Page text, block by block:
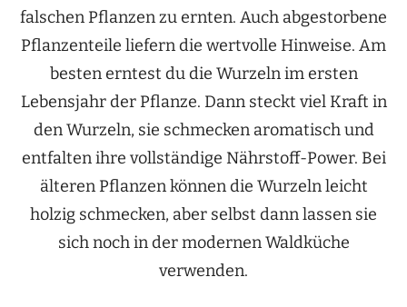
falschen Pflanzen zu ernten. Auch abgestorbene
Pflanzenteile liefern die wertvolle Hinweise. Am
besten erntest du die Wurzeln im ersten
Lebensjahr der Pflanze. Dann steckt viel Kraft in
den Wurzeln, sie schmecken aromatisch und
entfalten ihre vollständige Nährstoff-Power. Bei
älteren Pflanzen können die Wurzeln leicht
holzig schmecken, aber selbst dann lassen sie
sich noch in der modernen Waldküche
verwenden.